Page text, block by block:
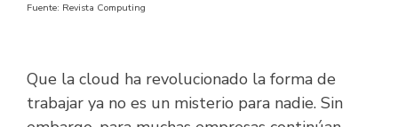
Fuente: Revista Computing
Que la cloud ha revolucionado la forma de
trabajar ya no es un misterio para nadie. Sin